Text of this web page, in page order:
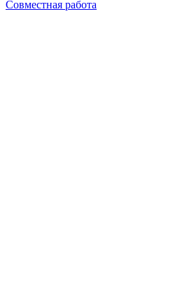
Совместная работа